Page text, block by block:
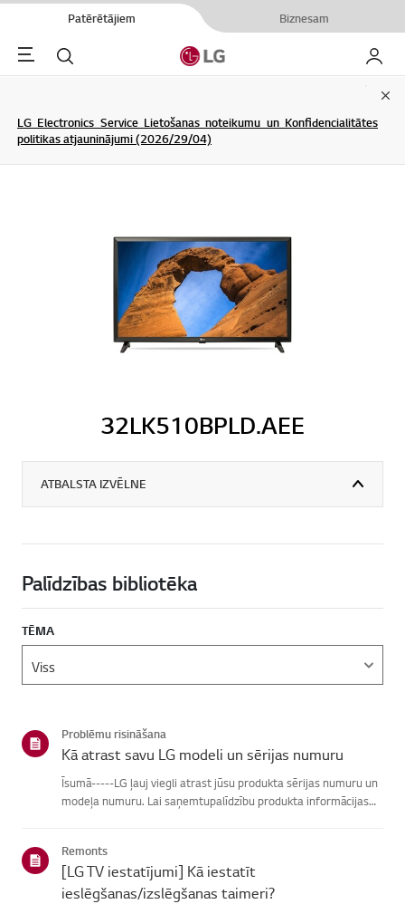
Patērētājiem Biznesam
Menu Meklēt Mans
LG Electronics Service Lietošanas noteikumu un Konfidencialitātes
politikas atjauninājumi (2026/29/04)
32LK510BPLD.AEE
ATBALSTA IZVĒLNE
Palīdzības bibliotēka
TĒMA
Problēmu risināšana
Kā atrast savu LG modeli un sērijas numuru
Īsumā-----LG ļauj viegli atrast jūsu produkta sērijas numuru un
modeļa numuru. Lai saņemtupalīdzību produkta informācijas
Remonts
[LG TV iestatījumi] Kā iestatīt
ieslēgšanas/izslēgšanas taimeri?